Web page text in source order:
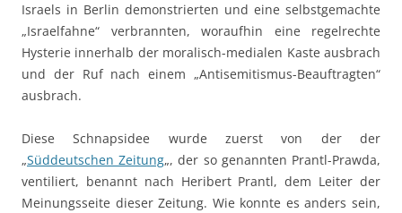
Israels in Berlin demonstrierten und eine selbstgemachte
„Israelfahne“ verbrannten, woraufhin eine regelrechte
Hysterie innerhalb der moralisch-medialen Kaste ausbrach
und der Ruf nach einem „Antisemitismus-Beauftragten“
ausbrach.
Diese Schnapsidee wurde zuerst von der der
„Süddeutschen Zeitung„, der so genannten Prantl-Prawda,
ventiliert, benannt nach Heribert Prantl, dem Leiter der
Meinungsseite dieser Zeitung. Wie konnte es anders sein,